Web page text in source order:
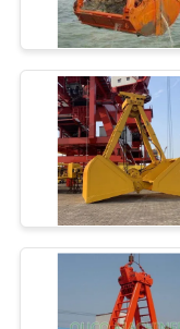
ΕΜΆΣ
ΕΠΙΣΚΈΨΕΙΣ
ΣΤΟ
ΕΡΓΟΣΤΆΣΙΟ
ΈΛΕΓΧΟΣ
ΠΟΙΌΤΗΤΑΣ